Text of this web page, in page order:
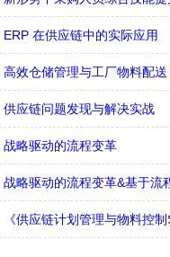
ERP 在供应链中的实际应用
高效仓储管理与工厂物料配送
供应链问题发现与解决实战
战略驱动的流程变革
战略驱动的流程变革&基于流
《供应链计划管理与物料控